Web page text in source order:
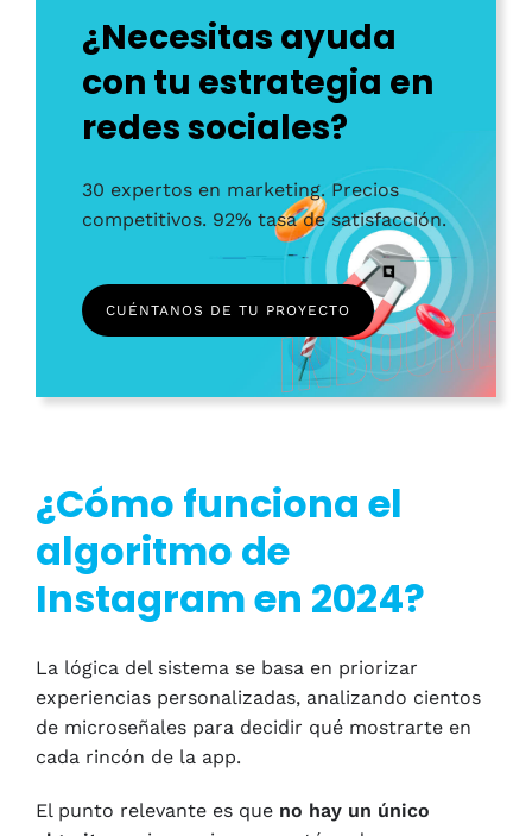
¿Necesitas ayuda
con tu estrategia en
redes sociales?
30 expertos en marketing. Precios
competitivos. 92% tasa de satisfacción.
CUÉNTANOS DE TU PROYECTO
¿Cómo funciona el
algoritmo de
Instagram en 2024?
La lógica del sistema se basa en priorizar
experiencias personalizadas, analizando cientos
de microseñales para decidir qué mostrarte en
cada rincón de la app.
El punto relevante es que no hay un único